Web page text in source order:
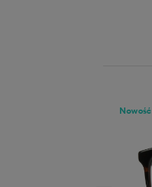
Nowość